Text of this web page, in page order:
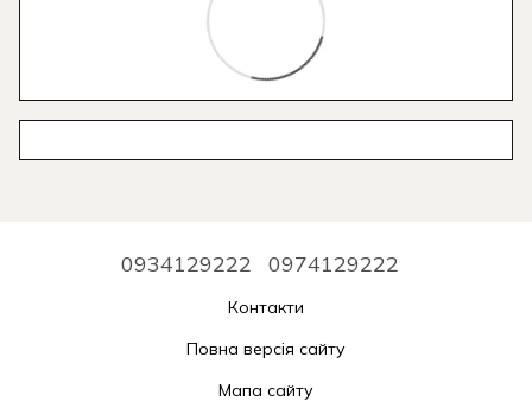
0934129222 0974129222
Контакти
Повна версія сайту
Мапа сайту